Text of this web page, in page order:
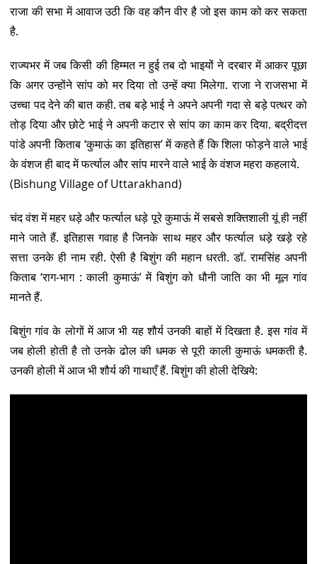
राजा की सभा में आवाज उठी कि वह कौन वीर है जो इस काम को कर सकता
है.
राज्यभर में जब किसी की हिम्मत न हुई तब दो भाइयों ने दरबार में आकर पूछा
कि अगर उन्होंने सांप को मर दिया तो उन्हें क्या मिलेगा. राजा ने राजसभा में
उच्चा पद देने की बात कही. तब बड़े भाई ने अपने अपनी गदा से बड़े पत्थर को
तोड़ दिया और छोटे भाई ने अपनी कटार से सांप का काम कर दिया. बद्रीदत्त
पांडे अपनी किताब ‘कुमाऊं का इतिहास’ में कहते हैं कि शिला फोड़ने वाले भाई
के वंशज ही बाद में फर्त्याल और सांप मारने वाले भाई के वंशज महरा कहलाये.
(Bishung Village of Uttarakhand)
चंद वंश में महर धड़े और फर्त्याल धड़े पूरे कुमाऊं में सबसे शक्तिशाली यूं ही नहीं
माने जाते हैं. इतिहास गवाह है जिनके साथ महर और फर्त्याल धड़े खड़े रहे
सत्ता उनके ही नाम रही. ऐसी है बिशुंग की महान धरती. डॉ. रामसिंह अपनी
किताब ‘राग-भाग : काली कुमाऊं’ में बिशुंग को धौनी जाति का भी मूल गांव
मानते हैं.
बिशुंग गांव के लोगों में आज भी यह शौर्य उनकी बाहों में दिखता है. इस गांव में
जब होली होती है तो उनके ढोल की धमक से पूरी काली कुमाऊं धमकती है.
उनकी होली में आज भी शौर्य की गाथाएँ हैं. बिशुंग की होली देखिये: